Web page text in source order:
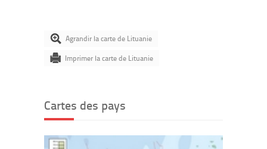
Agrandir la carte de Lituanie
Imprimer la carte de Lituanie
Cartes des pays